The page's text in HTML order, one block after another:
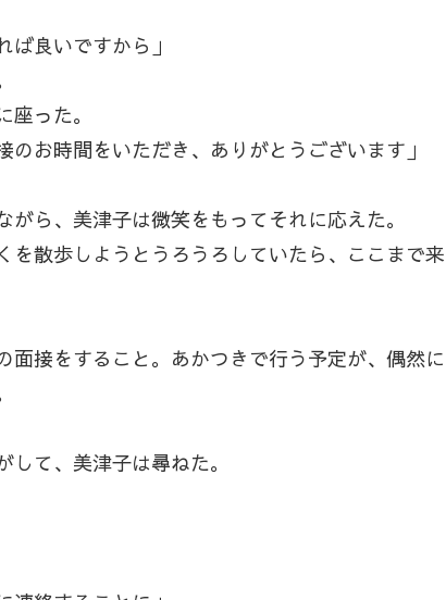
ば良いですから」
った。
お時間をいただき、ありがとうございます」
ら、美津子は微笑をもってそれに応えた。
を散歩しようとうろうろしていたら、ここまで来
接をすること。あかつきで行う予定が、偶然に
て、美津子は尋ねた。